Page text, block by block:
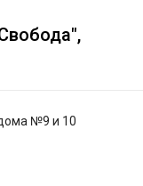
№9 и 10